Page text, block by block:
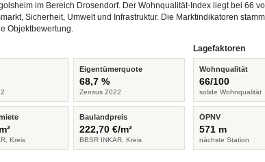
im Bereich Drosendorf. Der Wohnqualität-Index liegt bei 66
Sicherheit, Umwelt und Infrastruktur. Die Marktindikatoren
Objektbewertung.
Eigentümerquote
68,7 %
Zensus 2022
Kreis
Baulandpreis
222,70 €/m²
BBSR INKAR, Kreis
Lagefaktoren
Wohnqualität
66/100
solide Wohnqualität
ÖPNV
571 m
nächste Station